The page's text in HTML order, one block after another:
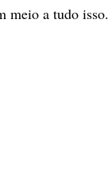
meio a tudo isso.